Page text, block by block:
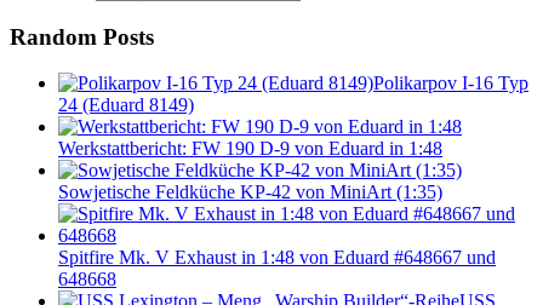
Random Posts
Polikarpov I-16 Typ
24 (Eduard 8149)
Werkstattbericht: FW 190 D-9 von Eduard in 1:48
Sowjetische Feldküche KP-42 von MiniArt (1:35)
Spitfire Mk. V Exhaust in 1:48 von Eduard #648667 und
648668